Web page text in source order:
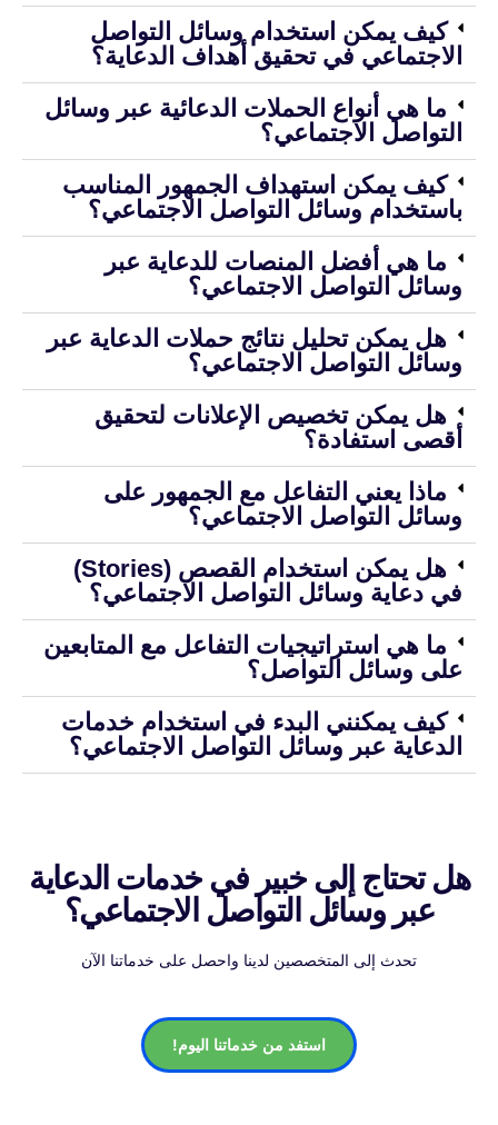
كيف يمكن استخدام وسائل التواصل
الاجتماعي في تحقيق أهداف الدعاية؟
ما هي أنواع الحملات الدعائية عبر وسائل
التواصل الاجتماعي؟
كيف يمكن استهداف الجمهور المناسب
باستخدام وسائل التواصل الاجتماعي؟
ما هي أفضل المنصات للدعاية عبر
وسائل التواصل الاجتماعي؟
هل يمكن تحليل نتائج حملات الدعاية عبر
وسائل التواصل الاجتماعي؟
هل يمكن تخصيص الإعلانات لتحقيق
أقصى استفادة؟
ماذا يعني التفاعل مع الجمهور على
وسائل التواصل الاجتماعي؟
هل يمكن استخدام القصص (Stories)
في دعاية وسائل التواصل الاجتماعي؟
ما هي استراتيجيات التفاعل مع المتابعين
على وسائل التواصل؟
كيف يمكنني البدء في استخدام خدمات
الدعاية عبر وسائل التواصل الاجتماعي؟
هل تحتاج إلى خبير في خدمات الدعاية
عبر وسائل التواصل الاجتماعي؟
تحدث إلى المتخصصين لدينا واحصل على خدماتنا الآن
استفد من خدماتنا اليوم!